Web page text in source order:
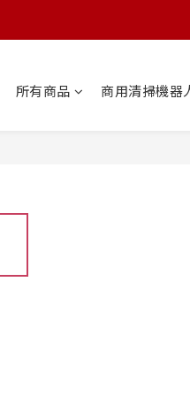
所有商品 商用清掃機器